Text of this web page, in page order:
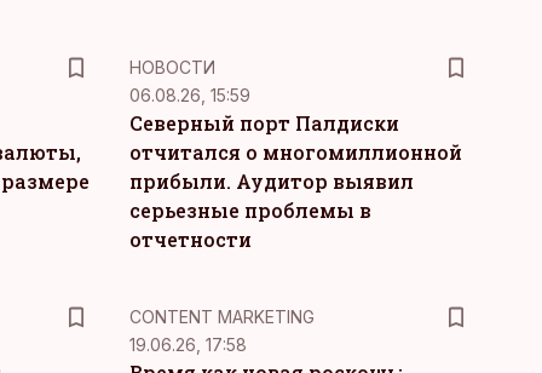
НОВОСТИ
06.08.26, 15:59
Северный порт Палдиски
отчитался о многомиллионной
прибыли. Аудитор выявил
серьезные проблемы в
отчетности
KM
CONTENT MARKETING
19.06.26, 17:58